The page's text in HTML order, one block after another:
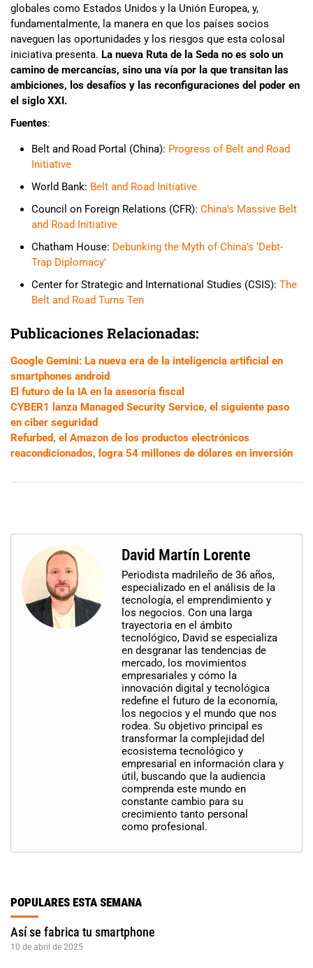
globales como Estados Unidos y la Unión Europea, y,
fundamentalmente, la manera en que los países socios
naveguen las oportunidades y los riesgos que esta colosal
iniciativa presenta. La nueva Ruta de la Seda no es solo un
camino de mercancías, sino una vía por la que transitan las
ambiciones, los desafíos y las reconfiguraciones del poder en
el siglo XXI.
Fuentes:
Belt and Road Portal (China): Progress of Belt and Road
Initiative
World Bank: Belt and Road Initiative
Council on Foreign Relations (CFR): China’s Massive Belt
and Road Initiative
Chatham House: Debunking the Myth of China’s ‘Debt-
Trap Diplomacy’
Center for Strategic and International Studies (CSIS): The
Belt and Road Turns Ten
Publicaciones Relacionadas:
Google Gemini: La nueva era de la inteligencia artificial en
smartphones android
El futuro de la IA en la asesoría fiscal
CYBER1 lanza Managed Security Service, el siguiente paso
en ciber seguridad
Refurbed, el Amazon de los productos electrónicos
reacondicionados, logra 54 millones de dólares en inversión
David Martín Lorente
Periodista madrileño de 36 años,
especializado en el análisis de la
tecnología, el emprendimiento y
los negocios. Con una larga
trayectoria en el ámbito
tecnológico, David se especializa
en desgranar las tendencias de
mercado, los movimientos
empresariales y cómo la
innovación digital y tecnológica
redefine el futuro de la economía,
los negocios y el mundo que nos
rodea. Su objetivo principal es
transformar la complejidad del
ecosistema tecnológico y
empresarial en información clara y
útil, buscando que la audiencia
comprenda este mundo en
constante cambio para su
crecimiento tanto personal
como profesional.
POPULARES ESTA SEMANA
Así se fabrica tu smartphone
10 de abril de 2025